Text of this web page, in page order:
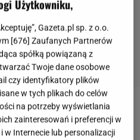
Użytkowniku,
Gazeta.pl sp. z o.o.
[676] Zaufanych Partnerów
spółką powiązaną z
Twoje dane osobowe
czy identyfikatory plików
w tych plikach do celów
na potrzeby wyświetlania
zainteresowań i preferencji w
w Internecie lub personalizacji